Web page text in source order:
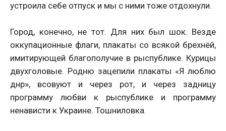
устроила себе отпуск и мы с ними тоже отдохнули.
Город, конечно, не тот. Для них был шок. Везде
оккупационные флаги, плакаты со всякой брехнёй,
имитирующей благополучие в рыспублике. Курицы
двухголовые. Родню зацепили плакаты «Я люблю
днр», всовуют и через рот, и через задницу
программу любви к рыспублике и программу
ненависти к Украине. Тошниловка.